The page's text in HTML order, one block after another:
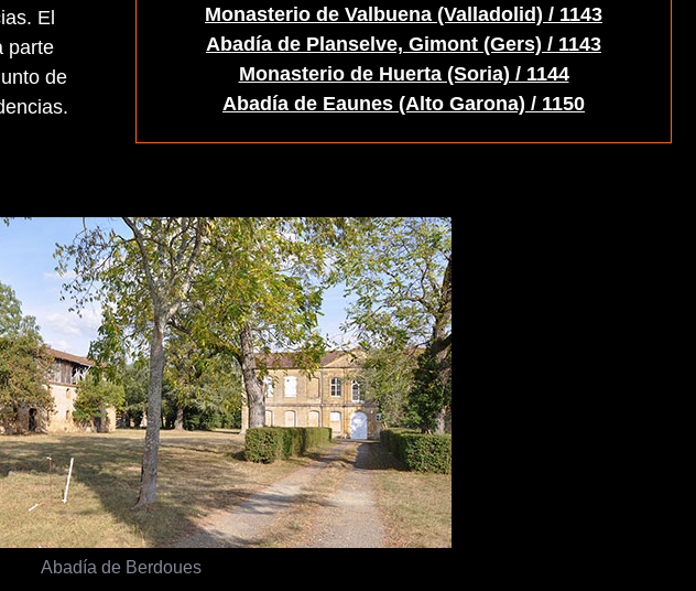
Monasterio de Valbuena (Valladolid) / 1143
Abadía de Planselve, Gimont (Gers) / 1143
Monasterio de Huerta (Soria) / 1144
Abadía de Eaunes (Alto Garona) / 1150
El
parte
de
Abadía de Berdoues